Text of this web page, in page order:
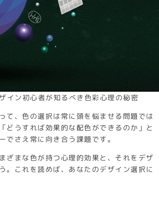
イン初心者が知るべき色彩心理の秘密
て、色の選択は常に頭を悩ませる問題では
どうすれば効果的な配色ができるのか」と
さえ常に向き合う課題です。
ざまな色が持つ心理的効果と、それをデザ
。これを読めば、あなたのデザイン選択に